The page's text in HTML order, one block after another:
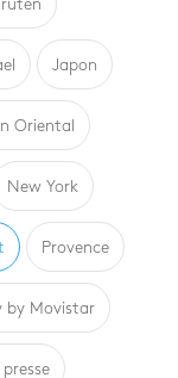
Japon
Oriental
New York
Provence
by Movistar
presse